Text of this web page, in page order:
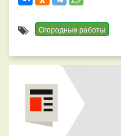
Огородные работы